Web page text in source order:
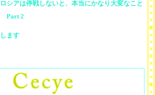
シアは停戦しないと、本当にかなり大変なこと
Part 2
ます